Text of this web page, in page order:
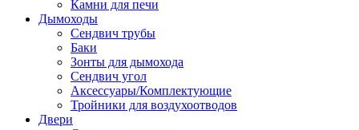
Камни для печи
Дымоходы
Сендвич трубы
Баки
Зонты для дымохода
Сендвич угол
Аксессуары/Комплектующие
Тройники для воздухоотводов
Двери